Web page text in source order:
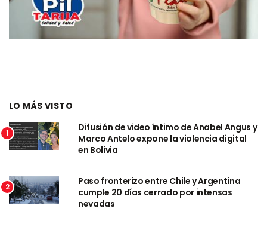
LO MÁS VISTO
1
Difusión de video íntimo de Anabel Angus y
Marco Antelo expone la violencia digital
en Bolivia
2
Paso fronterizo entre Chile y Argentina
cumple 20 días cerrado por intensas
nevadas